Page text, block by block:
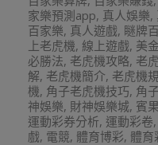
家樂預測app, 真人娛樂,
百家樂, 真人遊戲, 瞇牌
上老虎機, 線上遊戲, 美
必勝法, 老虎機攻略, 老
解, 老虎機簡介, 老虎機
機, 角子老虎機技巧, 角
神娛樂, 財神娛樂城, 賓
運動彩券分析, 運動彩卷,
戲, 電競, 體育博彩, 體育